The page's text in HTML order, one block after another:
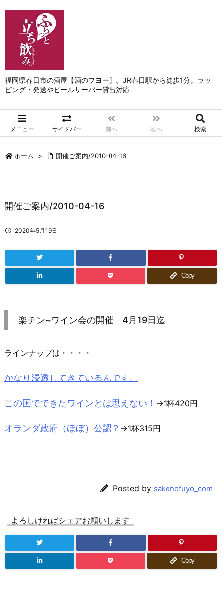
福岡県春日市の酒屋【酒のフヨー】。JR春日駅から徒歩1分。ラッ
ピング・発送やビールサーバー貸出対応
メニュー サイドバー 前へ 次へ 検索
ホーム > 開催ご案内/2010-04-16
開催ご案内/2010-04-16
2020年5月19日
Copy
楽チン~ワイン会の開催 4月19日迄
ラインナップは・・・・
かなり浸透してきているんです。
この国でできたワインとは思えない！ →1杯420円
オランダ政府（ほぼ）公認？ →1杯315円
Posted by sakenofuyo_com
よろしければシェアお願いします
Copy